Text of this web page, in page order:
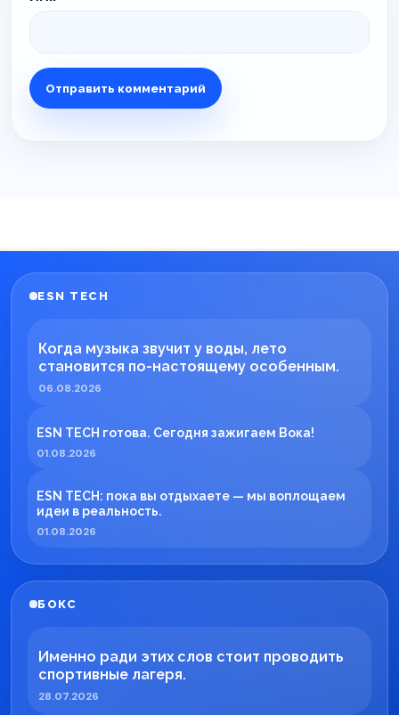
ESN TECH
Когда музыка звучит у воды, лето
становится по-настоящему особенным.
06.08.2026
ESN TECH готова. Сегодня зажигаем Вока!
01.08.2026
ESN TECH: пока вы отдыхаете — мы воплощаем
идеи в реальность.
01.08.2026
БОКС
Именно ради этих слов стоит проводить
спортивные лагеря.
28.07.2026